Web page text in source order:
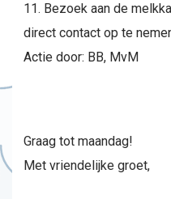
11. Bezoek aan de
direct contact op te
Actie door: BB, MvM
Graag tot maandag!
Met vriendelijke groet,